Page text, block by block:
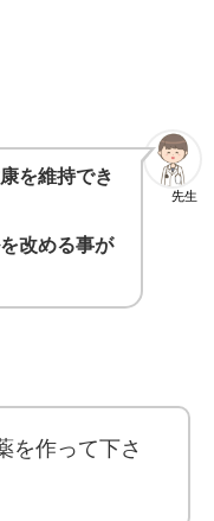
先生
を維持でき
改める事が
を作って下さ